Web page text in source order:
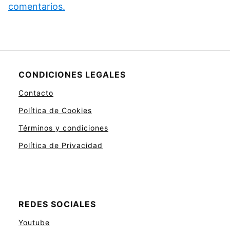
comentarios.
CONDICIONES LEGALES
Contacto
Política de Cookies
Términos y condiciones
Política de Privacidad
REDES SOCIALES
Youtube